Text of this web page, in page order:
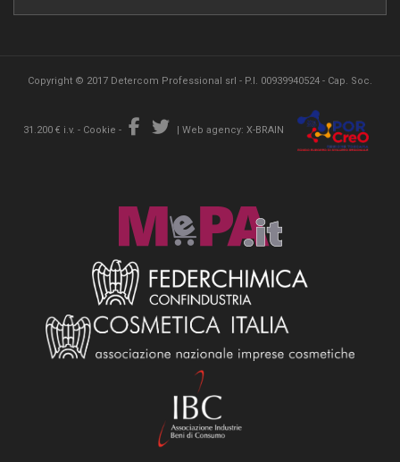
Copyright © 2017 Detercom Professional srl - P.I. 00939940524 - Cap. Soc.
31.200 € i.v. - Cookie - | Web agency: X-BRAIN